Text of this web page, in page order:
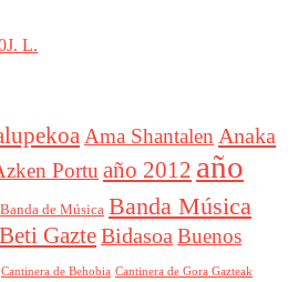
J. L.
Ama Shantalen Anaka
Portu año 2012 año
Banda de Música Banda Música
Beti GazteBidasoa Buenos
Cantinera de Behobia Cantinera de Gora Gazteak